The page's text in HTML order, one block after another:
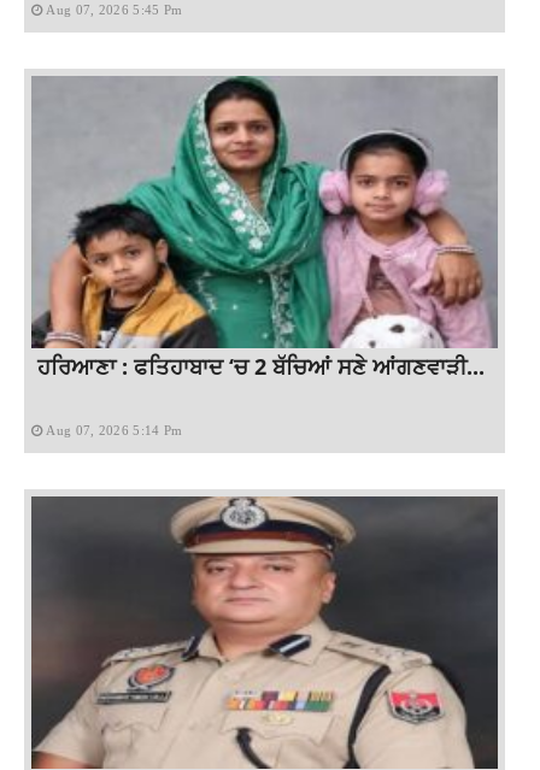
Aug 07, 2026 5:45 Pm
ਹਰਿਆਣਾ : ਫਤਿਹਾਬਾਦ ‘ਚ 2 ਬੱਚਿਆਂ ਸਣੇ ਆਂਗਣਵਾੜੀ...
Aug 07, 2026 5:14 Pm